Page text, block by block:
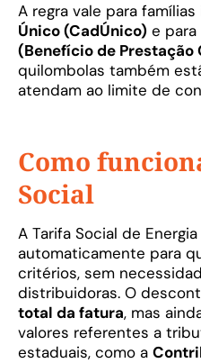
A regra vale para
Único (CadÚnico) e
(Benefício de Prestação
quilombolas também
atendam ao limite de
Como
Social
A Tarifa Social de
automaticamente para
critérios, sem
distribuidoras. O
total da fatura, mas
valores referentes a
estaduais, como a